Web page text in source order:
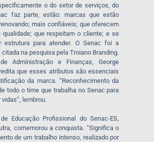
o do setor de serviços, do
faz parte, estão: marcas que estão
mais confiáveis; que oferecem
qualidade; que respeitam o cliente; e se
estrutura para atender. O Senac foi a
na pesquisa pela Troiano Branding.
Administração e Finanças, George
que esses atributos são essenciais
da marca. “Reconhecimento da
todo o time que trabalha no Senac para
lembrou.
Educação Profissional do Senac-ES,
comemorou a conquista. “Significa o
de um trabalho intenso, realizado por